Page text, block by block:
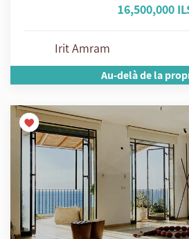
16,500,000
Irit Amram
Au-delà de la